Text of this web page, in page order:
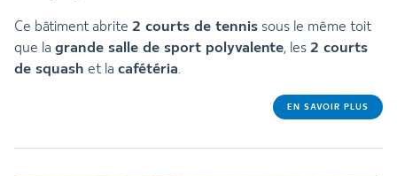
Ce bâtiment abrite 2 courts de tennis sous le même toit
que la grande salle de sport polyvalente, les 2 courts
de squash et la cafétéria.
EN SAVOIR PLUS